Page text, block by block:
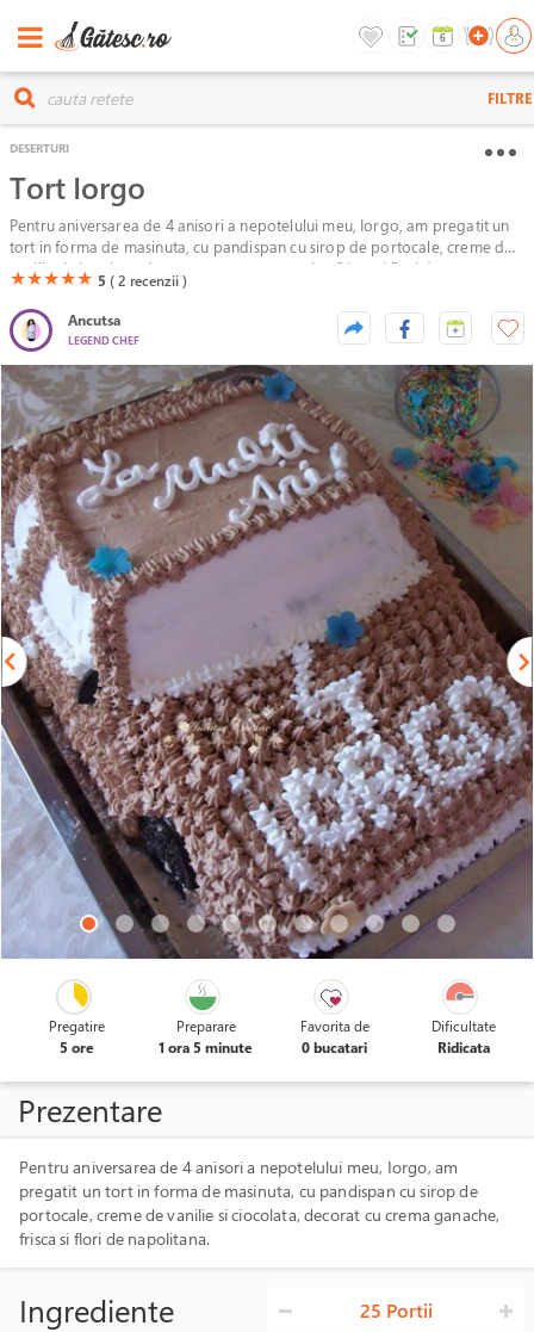
FILTRE
DESERTURI
Tort Iorgo
Pentru aniversarea de 4 anisori a nepotelului meu, Iorgo, am pregatit un
tort in forma de masinuta, cu pandispan cu sirop de portocale, creme de
vanilie si ciocolata, decorat cu crema ganache, frisca si flori de
napolitana.
(*)
★(*)
★(*)
★(*)
★(*)
★ 5 ( 2 recenzii )
Ancutsa
LEGEND CHEF
Pregatire
5 ore
Preparare
1 ora 5 minute
Favorita de
0 bucatari
Dificultate
Ridicata
Prezentare
Pentru aniversarea de 4 anisori a nepotelului meu, Iorgo, am
pregatit un tort in forma de masinuta, cu pandispan cu sirop de
portocale, creme de vanilie si ciocolata, decorat cu crema ganache,
frisca si flori de napolitana.
Ingrediente 25 Portii